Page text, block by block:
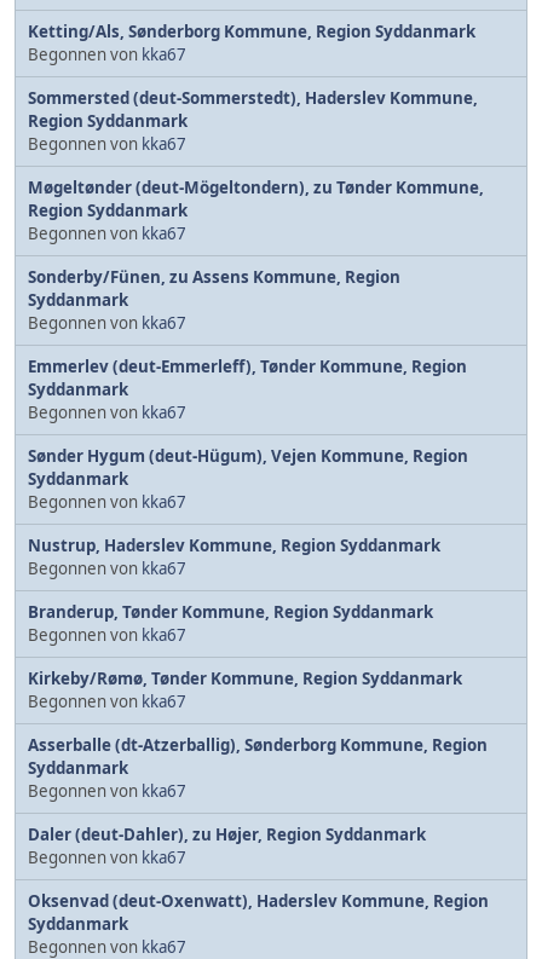
Ketting/Als, Sønderborg Kommune, Region Syddanmark
Begonnen von kka67
Sommersted (deut-Sommerstedt), Haderslev Kommune,
Region Syddanmark
Begonnen von kka67
Møgeltønder (deut-Mögeltondern), zu Tønder Kommune,
Region Syddanmark
Begonnen von kka67
Sonderby/Fünen, zu Assens Kommune, Region
Syddanmark
Begonnen von kka67
Emmerlev (deut-Emmerleff), Tønder Kommune, Region
Syddanmark
Begonnen von kka67
Sønder Hygum (deut-Hügum), Vejen Kommune, Region
Syddanmark
Begonnen von kka67
Nustrup, Haderslev Kommune, Region Syddanmark
Begonnen von kka67
Branderup, Tønder Kommune, Region Syddanmark
Begonnen von kka67
Kirkeby/Rømø, Tønder Kommune, Region Syddanmark
Begonnen von kka67
Asserballe (dt-Atzerballig), Sønderborg Kommune, Region
Syddanmark
Begonnen von kka67
Daler (deut-Dahler), zu Højer, Region Syddanmark
Begonnen von kka67
Oksenvad (deut-Oxenwatt), Haderslev Kommune, Region
Syddanmark
Begonnen von kka67